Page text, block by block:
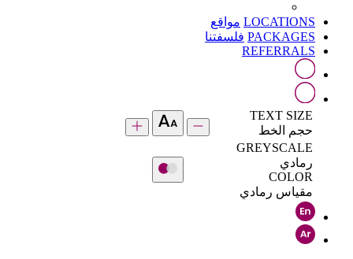
LOCATIONS مواقع
PACKAGES فلسفتنا
REFERRALS
TEXT SIZE
حجم الخط
GREYSCALE
رمادي
COLOR
مقياس رمادي